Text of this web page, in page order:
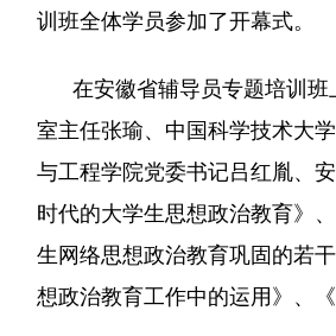
训班全体学员参加了开幕式。
在安徽省辅导员专题培训班
室主任张瑜、中国科学技术大
与工程学院党委书记吕红胤、
时代的大学生思想政治教育》
生网络思想政治教育巩固的若
想政治教育工作中的运用》、